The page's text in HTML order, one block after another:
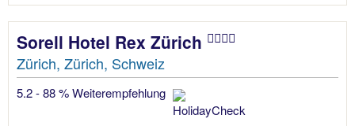
Sorell Hotel Rex Zürich
Zürich, Zürich, Schweiz
5.2 - 88 % Weiterempfehlung